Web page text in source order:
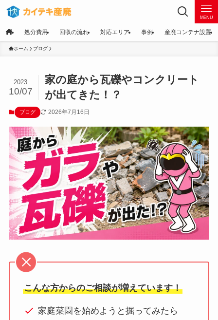
MENU
処分費用 回収の流れ 対応エリア 事例 産廃コンテナ設置
ホーム ブログ
家の庭から瓦礫やコンクリート
が出てきた！？
2023
10/07
ブログ 2026年7月16日
こんな方からのご相談が増えています！
家庭菜園を始めようと掘ってみたら